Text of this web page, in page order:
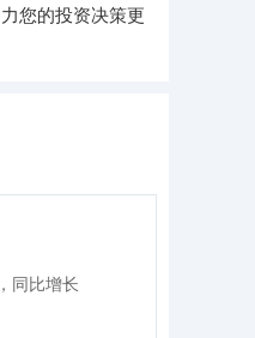
您的投资决策更
同比增长